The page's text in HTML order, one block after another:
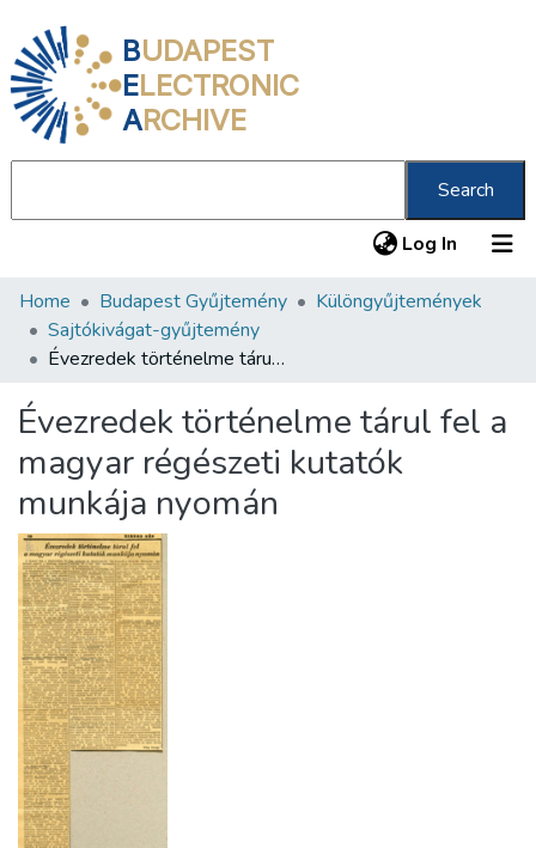
BUDAPEST
ELECTRONIC
ARCHIVE
Search
Log In (current)
Communities & Collections
All of DSpace
Statistics
Home Budapest Gyűjtemény
Különgyűjtemények
Sajtókivágat-gyűjtemény
Évezredek történelme tárul fel a magyar régészeti kutatók munkája nyomán
Évezredek történelme tárul fel a
magyar régészeti kutatók
munkája nyomán